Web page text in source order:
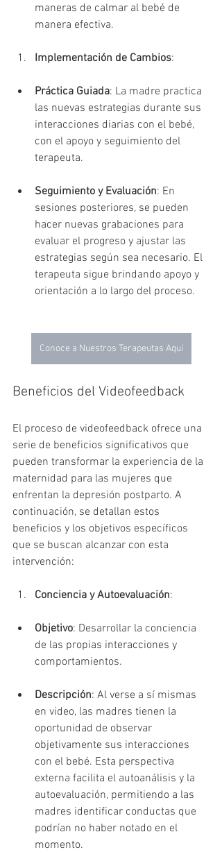
maneras de calmar al bebé de
manera efectiva.
Implementación de Cambios:
Práctica Guiada: La madre practica
las nuevas estrategias durante sus
interacciones diarias con el bebé,
con el apoyo y seguimiento del
terapeuta.
Seguimiento y Evaluación: En
sesiones posteriores, se pueden
hacer nuevas grabaciones para
evaluar el progreso y ajustar las
estrategias según sea necesario. El
terapeuta sigue brindando apoyo y
orientación a lo largo del proceso.
Conoce a Nuestros Terapeutas Aquí
Beneficios del Videofeedback
El proceso de videofeedback ofrece una
serie de beneficios significativos que
pueden transformar la experiencia de la
maternidad para las mujeres que
enfrentan la depresión postparto. A
continuación, se detallan estos
beneficios y los objetivos específicos
que se buscan alcanzar con esta
intervención:
Conciencia y Autoevaluación:
Objetivo: Desarrollar la conciencia
de las propias interacciones y
comportamientos.
Descripción: Al verse a sí mismas
en video, las madres tienen la
oportunidad de observar
objetivamente sus interacciones
con el bebé. Esta perspectiva
externa facilita el autoanálisis y la
autoevaluación, permitiendo a las
madres identificar conductas que
podrían no haber notado en el
momento.